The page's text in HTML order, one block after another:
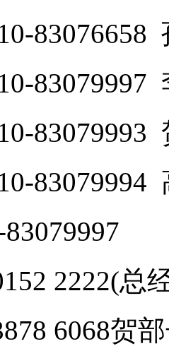
83076658
83079997
83079993
83079994
2222(总
6068贺